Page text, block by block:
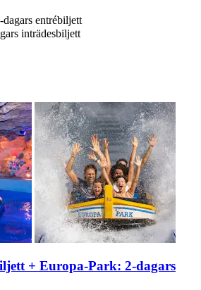
entrébiljett
inträdesbiljett
+ Europa-Park: 2-dagars